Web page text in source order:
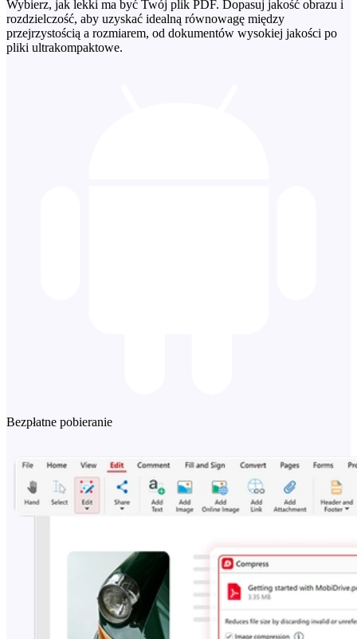
Wybierz, jak lekki ma być Twój plik PDF. Dopasuj jakość obrazu i
rozdzielczość, aby uzyskać idealną równowagę między
przejrzystością a rozmiarem, od dokumentów wysokiej jakości po
pliki ultrakompaktowe.
Bezpłatne pobieranie